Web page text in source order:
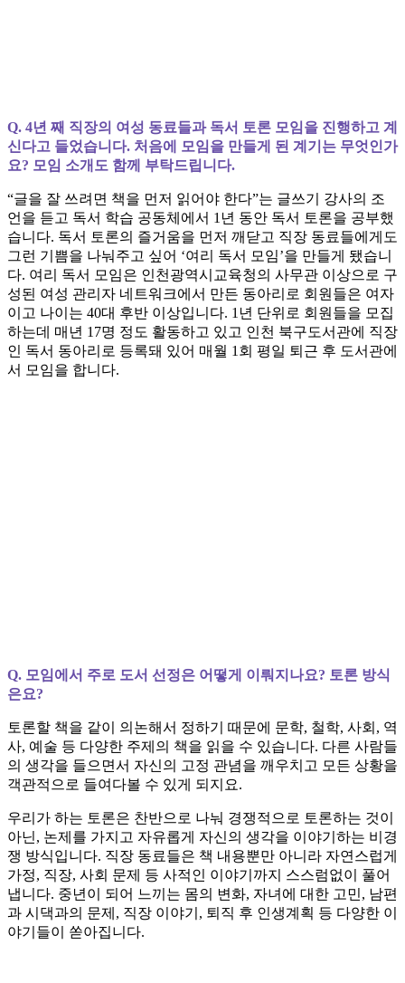
Q. 4년 째 직장의 여성 동료들과 독서 토론 모임을 진행하고 계
신다고 들었습니다. 처음에 모임을 만들게 된 계기는 무엇인가
요? 모임 소개도 함께 부탁드립니다.
“글을 잘 쓰려면 책을 먼저 읽어야 한다”는 글쓰기 강사의 조
언을 듣고 독서 학습 공동체에서 1년 동안 독서 토론을 공부했
습니다. 독서 토론의 즐거움을 먼저 깨닫고 직장 동료들에게도
그런 기쁨을 나눠주고 싶어 ‘여리 독서 모임’을 만들게 됐습니
다. 여리 독서 모임은 인천광역시교육청의 사무관 이상으로 구
성된 여성 관리자 네트워크에서 만든 동아리로 회원들은 여자
이고 나이는 40대 후반 이상입니다. 1년 단위로 회원들을 모집
하는데 매년 17명 정도 활동하고 있고 인천 북구도서관에 직장
인 독서 동아리로 등록돼 있어 매월 1회 평일 퇴근 후 도서관에
서 모임을 합니다.
Q. 모임에서 주로 도서 선정은 어떻게 이뤄지나요? 토론 방식
은요?
토론할 책을 같이 의논해서 정하기 때문에 문학, 철학, 사회, 역
사, 예술 등 다양한 주제의 책을 읽을 수 있습니다. 다른 사람들
의 생각을 들으면서 자신의 고정 관념을 깨우치고 모든 상황을
객관적으로 들여다볼 수 있게 되지요.
우리가 하는 토론은 찬반으로 나눠 경쟁적으로 토론하는 것이
아닌, 논제를 가지고 자유롭게 자신의 생각을 이야기하는 비경
쟁 방식입니다. 직장 동료들은 책 내용뿐만 아니라 자연스럽게
가정, 직장, 사회 문제 등 사적인 이야기까지 스스럼없이 풀어
냅니다. 중년이 되어 느끼는 몸의 변화, 자녀에 대한 고민, 남편
과 시댁과의 문제, 직장 이야기, 퇴직 후 인생계획 등 다양한 이
야기들이 쏟아집니다.